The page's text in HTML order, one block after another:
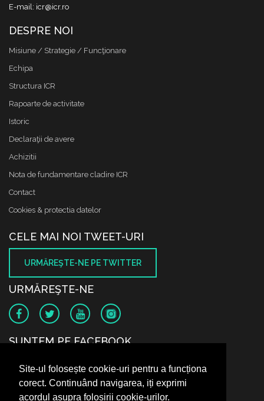
Site-ul folosește cookie-uri pentru a funcționa
corect. Continuând navigarea, iți exprimi
acordul asupra folosirii cookie-urilor.
E-mail: icr@icr.ro
DESPRE NOI
Misiune / Strategie / Funcţionare
Echipa
Structura ICR
Rapoarte de activitate
Istoric
Declaraţii de avere
Achizitii
Nota de fundamentare cladire ICR
Contact
Cookies & protectia datelor
CELE MAI NOI TWEET-URI
URMĂREŞTE-NE PE TWITTER
URMĂREŞTE-NE
SUNTEM PE FACEBOOK